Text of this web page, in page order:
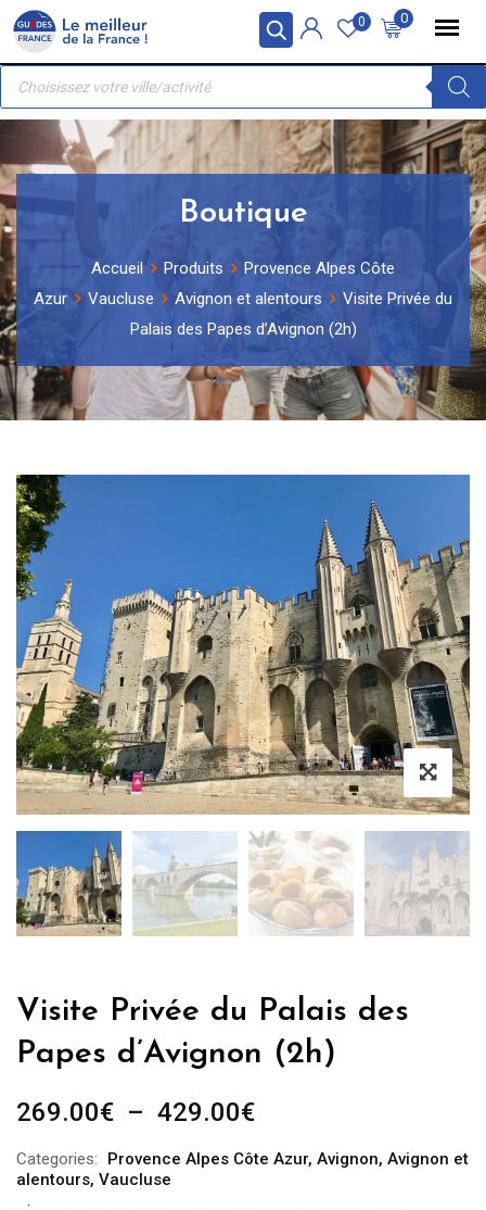
Panneau de gestion des cookies
Skip
content
0
0
Recherche
produits
Boutique
Accueil Produits
Provence Alpes Côte
Azur
Vaucluse Avignon et alentours
Visite Privée du
Palais des Papes d’Avignon (2h)
Visite Privée du Palais des
Papes d’Avignon (2h)
269.00€ – 429.00€Plage
prix :
Categories: Provence Alpes Côte Azur, Avignon, Avignon et
alentours, Vaucluse